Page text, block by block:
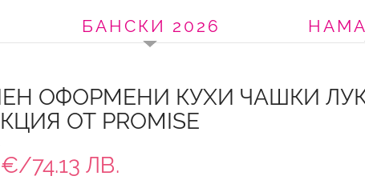
БАНСКИ 2026
ОФОРМЕНИ КУХИ ЧАШКИ
ОТ PROMISE
€/74.13 ЛВ.